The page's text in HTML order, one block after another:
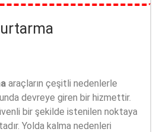
araçların çeşitli nedenlerle
devreye giren bir hizmettir.
bir şekilde istenilen noktaya
Yolda kalma nedenleri